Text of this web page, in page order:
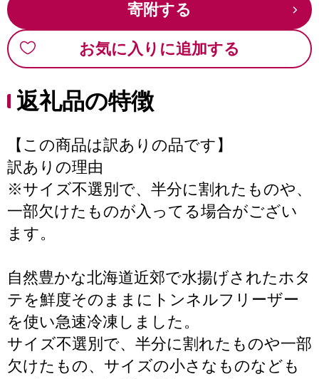
寄附する
お気に入りに追加する
返礼品の特徴
【この商品は訳ありの品です】
訳ありの理由
※サイズ不選別で、半分に割れたものや、
一部欠けたものが入ってる場合がござい
ます。
自然豊かな北海道近郊で水揚げされたホタ
テを鮮度そのままにトンネルフリーザー
を使い急速冷凍しました。
サイズ不選別で、半分に割れたものや一部
欠けたもの、サイズの小さなものなども